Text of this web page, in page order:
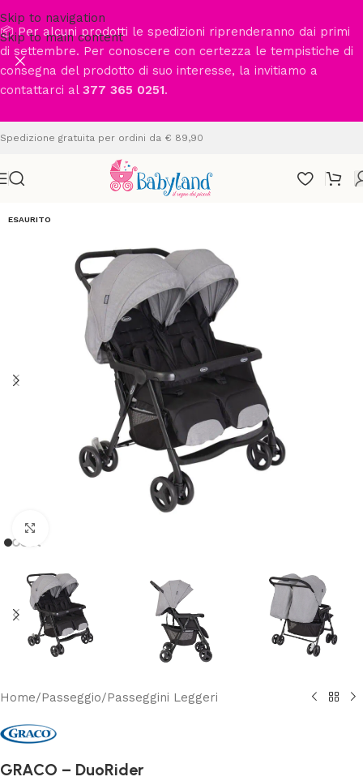
Skip to navigation
Skip to main content
📦 Per alcuni prodotti le spedizioni riprenderanno dai primi
di settembre. Per conoscere con certezza le tempistiche di
consegna del prodotto di suo interesse, la invitiamo a
contattarci al 377 365 0251.
Spedizione gratuita per ordini da € 89,90
ESAURITO
Home/Passeggio/Passeggini Leggeri
GRACO – DuoRider